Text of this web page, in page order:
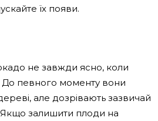
їх появи.
не завжди ясно, коли
До певного моменту вони
але дозрівають зазвичай
залишити плоди на